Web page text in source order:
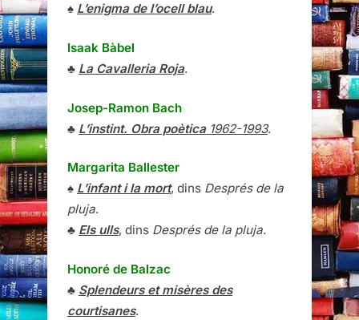
♠ L’enigma de l’ocell blau.
Isaak Bàbel
♣ La Cavalleria Roja.
Josep-Ramon Bach
♣ L’instint. Obra poètica1962-1993.
Margarita Ballester
♠ L’infant i la mort, dins Després de la
pluja.
♣ Els ulls, dins Després de la pluja.
Honoré de Balzac
♣ Splendeurs et misères des
courtisanes.